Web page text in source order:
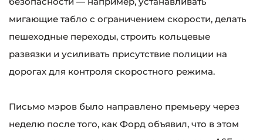
мигающие табло с ограничением скорости, делать
пешеходные переходы, строить кольцевые
развязки и усиливать присутствие полиции на
дорогах для контроля скоростного режима.
Письмо мэров было направлено премьеру через
неделю после того, как Форд объявил, что в этом